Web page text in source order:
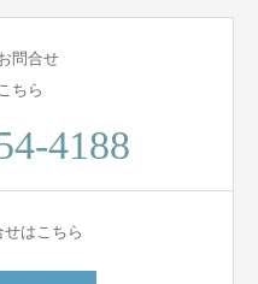
問合せ
ちら
4188
はこちら